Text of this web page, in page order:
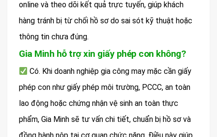
online và theo dõi kết quả trực tuyến, giúp khách
hàng tránh bị từ chối hồ sơ do sai sót kỹ thuật hoặc
thông tin chưa đúng.
Gia Minh hỗ trợ xin giấy phép con không?
Có. Khi doanh nghiệp gia công may mặc cần giấy
phép con như giấy phép môi trường, PCCC, an toàn
lao động hoặc chứng nhận vệ sinh an toàn thực
phẩm, Gia Minh sẽ tư vấn chi tiết, chuẩn bị hồ sơ và